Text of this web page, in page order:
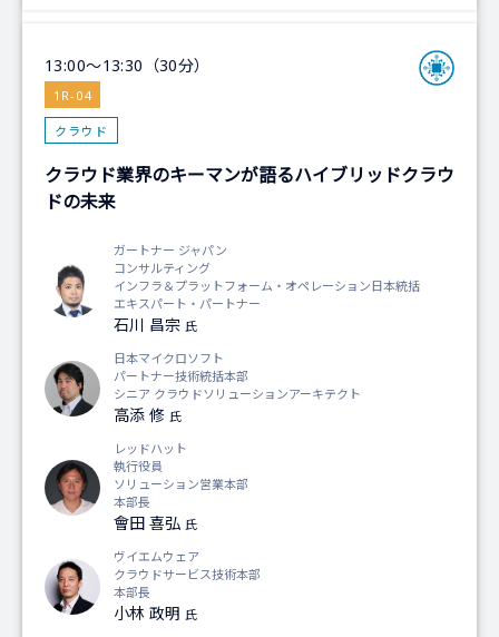
13:00～13:30（30分）
1R-04
クラウド
クラウド業界のキーマンが語るハイブリッドクラウ
ドの未来
ガートナー ジャパン
コンサルティング
インフラ＆プラットフォーム・オペレーション日本統括
エキスパート・パートナー
石川 昌宗 氏
日本マイクロソフト
パートナー技術統括本部
シニア クラウドソリューションアーキテクト
高添 修 氏
レッドハット
執行役員
ソリューション営業本部
本部長
會田 喜弘 氏
ヴイエムウェア
クラウドサービス技術本部
本部長
小林 政明 氏